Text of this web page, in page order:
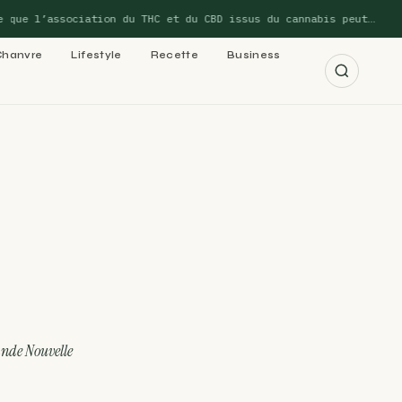
du THC et du CBD issus du cannabis peut…
Lifestyle Recette Business
: le
Nouvelle